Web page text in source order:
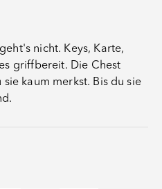
nicht. Keys, Karte,
griffbereit. Die Chest
sie kaum merkst. Bis du sie